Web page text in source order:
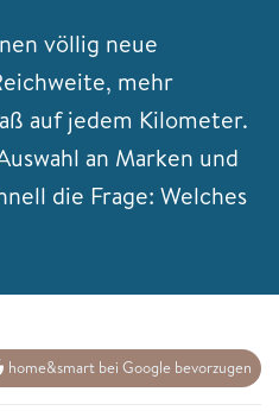
völlig neue
mehr
auf jedem Kilometer.
an Marken und
die Frage: Welches
home&smart bei Google bevorzugen